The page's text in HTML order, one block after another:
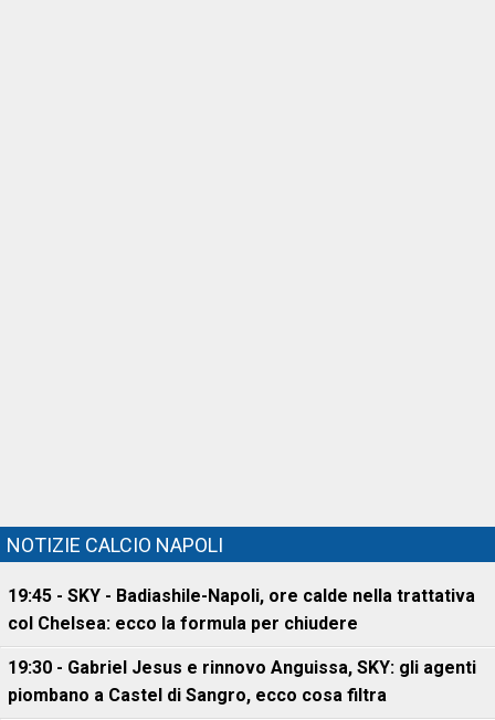
NOTIZIE CALCIO NAPOLI
19:45 - SKY - Badiashile-Napoli, ore calde nella trattativa
col Chelsea: ecco la formula per chiudere
19:30 - Gabriel Jesus e rinnovo Anguissa, SKY: gli agenti
piombano a Castel di Sangro, ecco cosa filtra